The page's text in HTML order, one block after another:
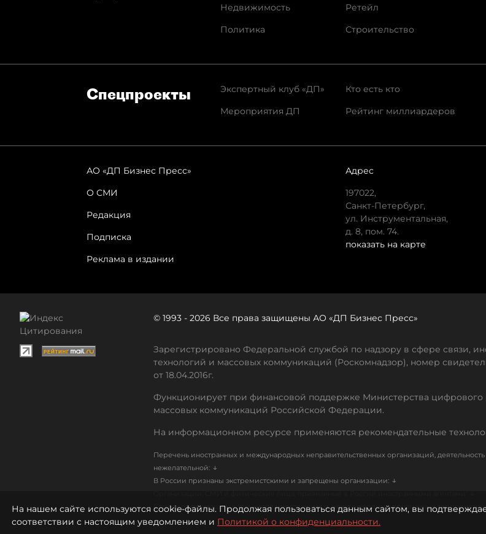
Недвижимость
Политика
Ретейл
Строительство
Спец­проекты
Экспертный клуб «ДП»
Мероприятия ДП
Кто есть кто
Рейтинг миллиардеров
АО «ДП Бизнес Пресс»
О СМИ
Редакция
Подписка
Реклама в издании
Адрес
197022,
Санкт-Петербург,
ул. Инструментальная,
д. 8, пом. 74.
показать на карте
© 1993 - 2026 Все права защищены АО «ДП Бизнес Пресс»
Зарегистрировано Федеральной службой по надзору в сфере связи,
технологий и массовых коммуникаций (Роскомнадзор), номер
от 18.04.2016г.
Функционирует при финансовой поддержке Министерства цифрового
массовых коммуникаций Российской Федерации.
На информационном ресурсе применяются рекомендательные
Перечень иностранных и международных неправительственных организаций,
нежелательной: ↓
В России признаны экстремистскими и запрещены организации: ↓
Список организаций, в том числе иностранных и международных, признанных
На нашем сайте используются cookie-файлы. Продолжая пользоваться данным сайтом, вы
соответствии с настоящим уведомлением и Политикой о конфиденциальности.